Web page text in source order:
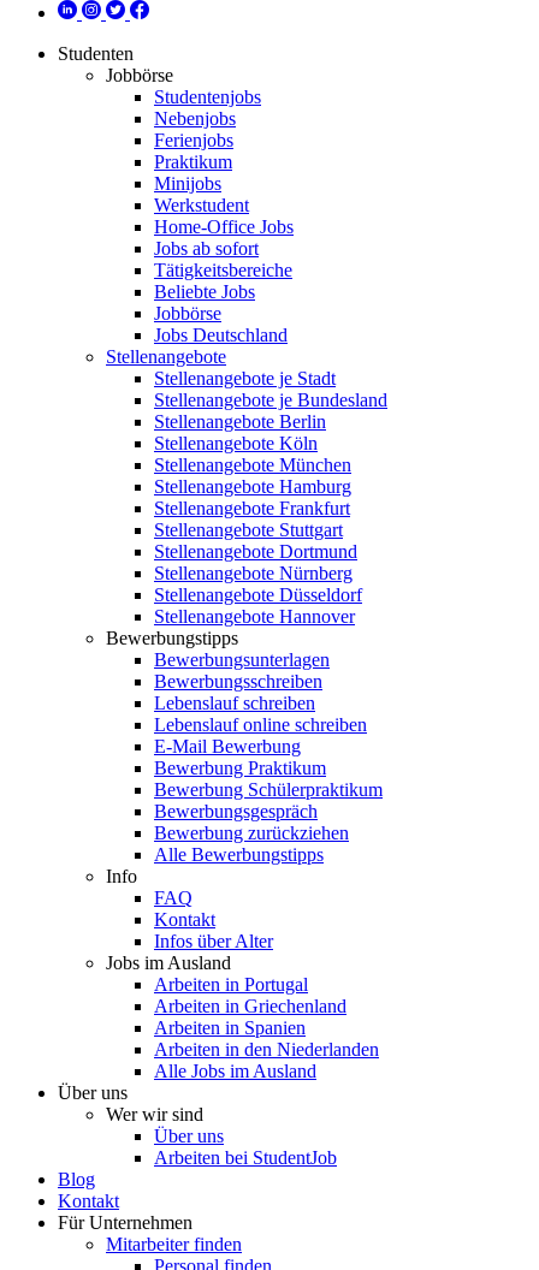
Studenten
Jobbörse
Studentenjobs
Nebenjobs
Ferienjobs
Praktikum
Minijobs
Werkstudent
Home-Office Jobs
Jobs ab sofort
Tätigkeitsbereiche
Beliebte Jobs
Jobbörse
Jobs Deutschland
Stellenangebote
Stellenangebote je Stadt
Stellenangebote je Bundesland
Stellenangebote Berlin
Stellenangebote Köln
Stellenangebote München
Stellenangebote Hamburg
Stellenangebote Frankfurt
Stellenangebote Stuttgart
Stellenangebote Dortmund
Stellenangebote Nürnberg
Stellenangebote Düsseldorf
Stellenangebote Hannover
Bewerbungstipps
Bewerbungsunterlagen
Bewerbungsschreiben
Lebenslauf schreiben
Lebenslauf online schreiben
E-Mail Bewerbung
Bewerbung Praktikum
Bewerbung Schülerpraktikum
Bewerbungsgespräch
Bewerbung zurückziehen
Alle Bewerbungstipps
Info
FAQ
Kontakt
Infos über Alter
Jobs im Ausland
Arbeiten in Portugal
Arbeiten in Griechenland
Arbeiten in Spanien
Arbeiten in den Niederlanden
Alle Jobs im Ausland
Über uns
Wer wir sind
Über uns
Arbeiten bei StudentJob
Blog
Kontakt
Für Unternehmen
Mitarbeiter finden
Personal finden